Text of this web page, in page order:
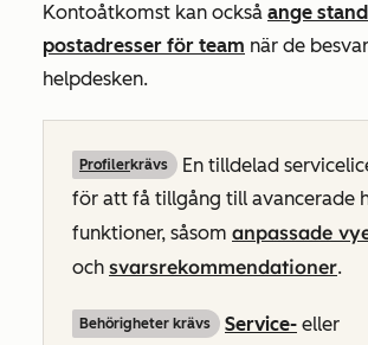
Kontoåtkomst kan också ange
postadresser för team när de
helpdesken.
Profilerkrävs
En tilldelad
för att få tillgång till avancerade
funktioner, såsom anpassade
och svarsrekommendationer.
Behörigheter krävs Service- eller